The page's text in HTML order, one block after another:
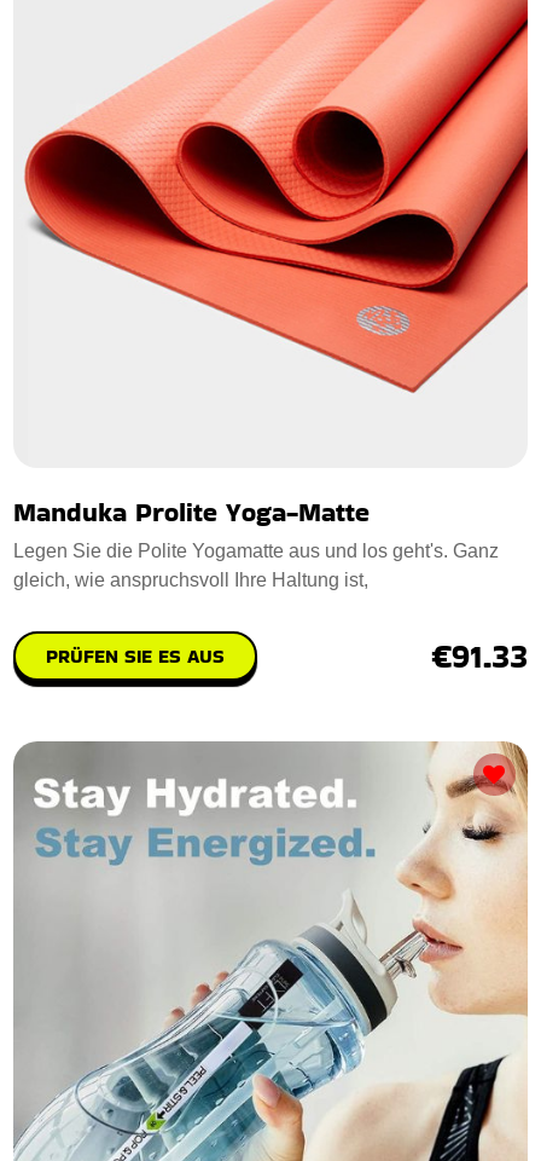
Manduka Prolite Yoga-Matte
Legen Sie die Polite Yogamatte aus und los geht's. Ganz
gleich, wie anspruchsvoll Ihre Haltung ist,
PRÜFEN SIE ES AUS €91.33